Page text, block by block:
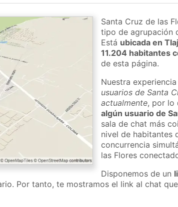
Santa Cruz de las
tipo de agrupación
Está ubicada en
11.204 habitantes
de esta página.
Nuestra
usuarios de Santa
actualmente, por lo
algún usuario de
sala de chat más
nivel de habitantes
concurrencia
las Flores
Disponemos de un
Por tanto, te mostramos el link al chat